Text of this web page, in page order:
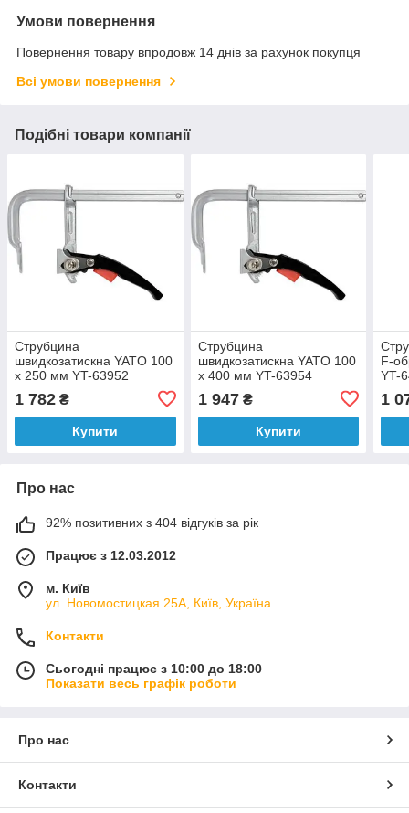
Умови повернення
Повернення товару впродовж 14 днів за рахунок покупця
Всі умови повернення
Подібні товари компанії
Струбцина
швидкозатискна YATO 100
x 250 мм YT-63952
1 782 ₴
Купити
Струбцина
швидкозатискна YATO 100
x 400 мм YT-63954
1 947₴
Купити
F-
YT-
1
Про нас
92% позитивних з 404 відгуків за рік
Працює з 12.03.2012
м. Київ
ул. Новомостицкая 25А, Київ, Україна
Контакти
Сьогодні працює з 10:00 до 18:00
Показати весь графік роботи
Про нас
Контакти